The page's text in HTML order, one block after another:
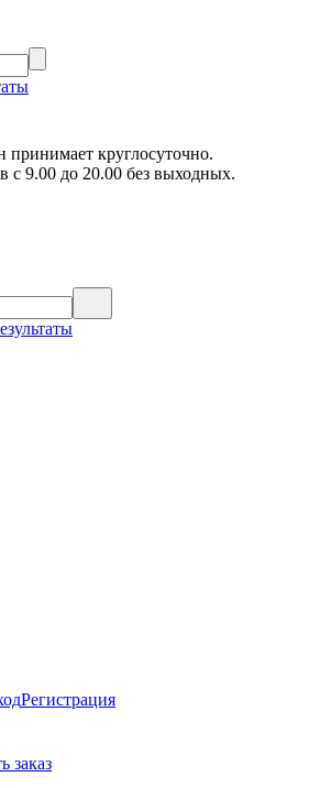
принимает круглосуточно.
с 9.00 до 20.00 без выходных.
Регистрация
заказ